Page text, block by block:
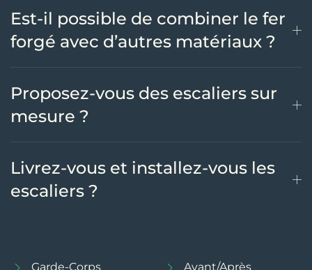
Est-il possible de combiner le fer
forgé avec d’autres matériaux ?
Proposez-vous des escaliers sur
mesure ?
Livrez-vous et installez-vous les
escaliers ?
Garde-Corps
Avant/Après